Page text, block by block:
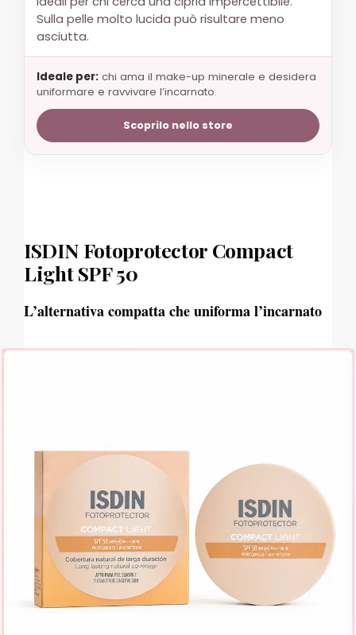
Sulla pelle molto lucida può risultare meno
asciutta.
Ideale per: chi ama il make-up minerale e desidera
uniformare e ravvivare l’incarnato.
Scoprilo nello store
ISDIN Fotoprotector Compact
Light SPF 50
L’alternativa compatta che uniforma l’incarnato